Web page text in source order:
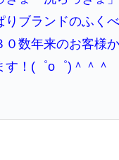
ブランドのふくべ
数年来のお客様
！(゜o゜)＾＾＾